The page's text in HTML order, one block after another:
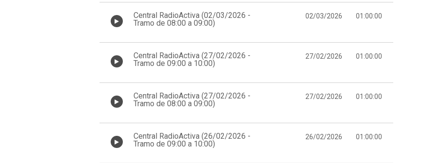
Central RadioActiva (02/03/2026 -
Tramo de 08:00 a 09:00)
02/03/2026 01:00:00
Central RadioActiva (27/02/2026 -
Tramo de 09:00 a 10:00)
27/02/2026 01:00:00
Central RadioActiva (27/02/2026 -
Tramo de 08:00 a 09:00)
27/02/2026 01:00:00
Central RadioActiva (26/02/2026 -
Tramo de 09:00 a 10:00)
26/02/2026 01:00:00